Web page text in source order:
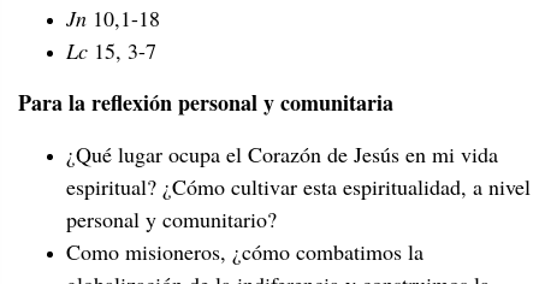
Jn 10,1-18
Lc 15, 3-7
Para la reflexión personal y comunitaria
¿Qué lugar ocupa el Corazón de Jesús en mi vida
espiritual? ¿Cómo cultivar esta espiritualidad, a nivel
personal y comunitario?
Como misioneros, ¿cómo combatimos la